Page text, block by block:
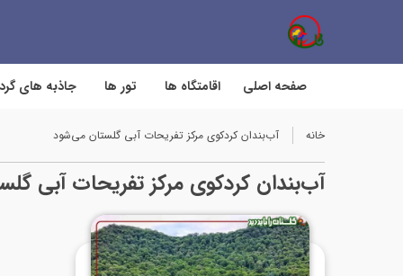
صفحه اصلی اقامتگاه ها تور ها جاذبه های
خانه آب‌بندان کردکوی مرکز تفریحات آبی گلستان می‌شود
آب‌بندان کردکوی مرکز تفریحات آبی